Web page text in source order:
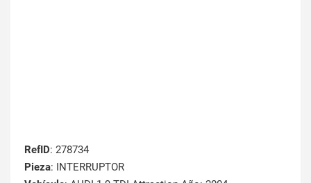
RefID: 278734
Pieza: INTERRUPTOR